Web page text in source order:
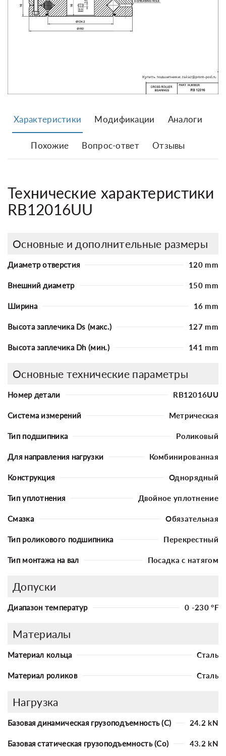
Характеристики Модификации Аналоги
Похожие Вопрос-ответ Отзывы
Технические характеристики
RB12016UU
Основные и дополнительные размеры
Диаметр отверстия 120 mm
Внешний диаметр 150 mm
Ширина 16 mm
Высота заплечика Ds (макс.) 127 mm
Высота заплечика Dh (мин.) 141 mm
Основные технические параметры
Номер детали RB12016UU
Система измерений Метрическая
Тип подшипника Роликовый
Для направления нагрузки Комбинированная
Конструкция Однорядный
Тип уплотнения Двойное уплотнение
Смазка Обязательная
Тип роликового подшипника Перекрестный
Тип монтажа на вал Посадка с натягом
Допуски
Диапазон температур 0 -230 °F
Материалы
Материал кольца Сталь
Материал роликов Сталь
Нагрузка
Базовая динамическая грузоподъемность (C) 24.2 kN
Базовая статическая грузоподъемность (Co) 43.2 kN